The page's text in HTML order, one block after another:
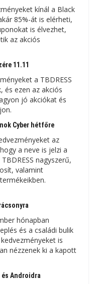
kínál a Black
85%-át is elérheti,
is élvezhet,
az akciós
11.11
a TBDRESS
és ezen az akciós
jó akciókat és
Cyber ​​​​hétfőre
az
a neve is jelzi a
nagyszerű,
valamint
hónapban
és a családi bulik
is
nézzenek ki a kapott
és Androidra